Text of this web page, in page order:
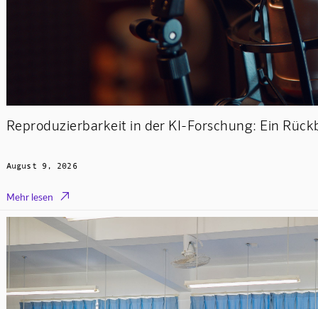
Reproduzierbarkeit in der KI-Forschung: Ein
August 9, 2026
Mehr lesen 